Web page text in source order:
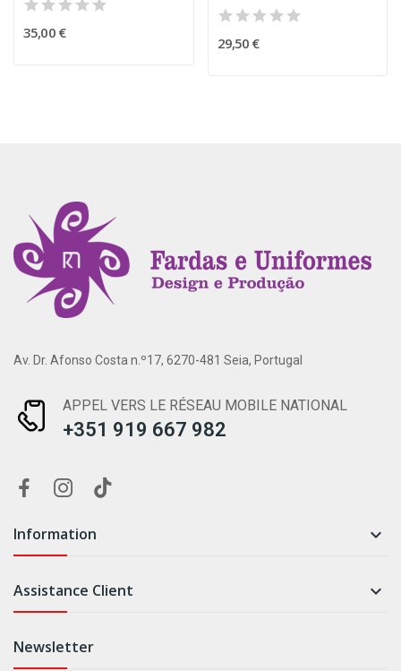
35,00 €
29,50 €
Av. Dr. Afonso Costa n.º17, 6270-481 Seia, Portugal
APPEL VERS LE RÉSEAU MOBILE NATIONAL
+351 919 667 982
Information 
Assistance Client 
Newsletter